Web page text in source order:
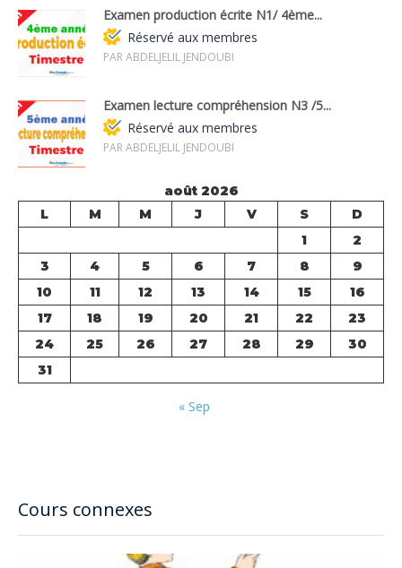
Cours connexes
Examen production écrite N1/ 4ème...
Réservé aux membres
PAR ABDELJELIL JENDOUBI
Examen lecture compréhension N3 /5...
Réservé aux membres
PAR ABDELJELIL JENDOUBI
août 2026
L
M M J V S
D
1
2
3
4 5 6 7 8
9
10
11 12 13 14 15
16
17
18 19 20 21 22
23
24
25 26 27 28 29
30
31
« Sep